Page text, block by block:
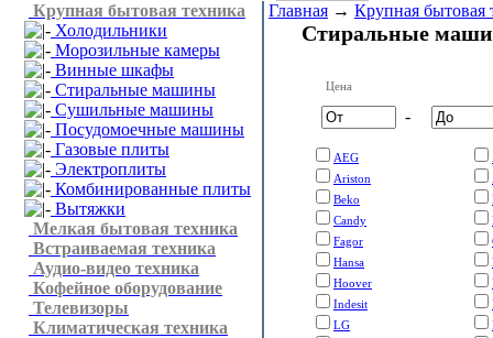
Крупная бытовая техника
Холодильники
Морозильные камеры
Винные шкафы
Стиральные машины
Сушильные машины
Посудомоечные машины
Газовые плиты
Электроплиты
Комбинированные плиты
Вытяжки
Мелкая бытовая техника
Встраиваемая техника
Аудио-видео техника
Кофейное оборудование
Телевизоры
Климатическая техника
Главная → Крупная бытовая
Стиральные
Цена
-
AEG
Ariston
Beko
Candy
Fagor
Hansa
Hoover
Indesit
LG